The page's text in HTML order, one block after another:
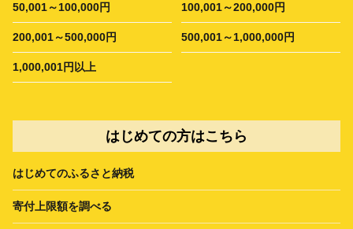
50,001～100,000円 100,001～200,000円
200,001～500,000円 500,001～1,000,000円
1,000,001円以上
はじめての方はこちら
はじめてのふるさと納税
寄付上限額を調べる